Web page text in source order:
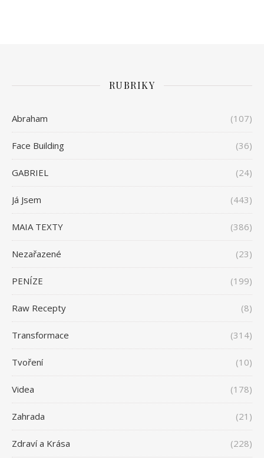
RUBRIKY
Abraham (107)
Face Building (36)
GABRIEL (24)
Já Jsem (443)
MAIA TEXTY (386)
Nezařazené (23)
PENÍZE (199)
Raw Recepty (8)
Transformace (314)
Tvoření (10)
Videa (178)
Zahrada (21)
Zdraví a Krása (228)